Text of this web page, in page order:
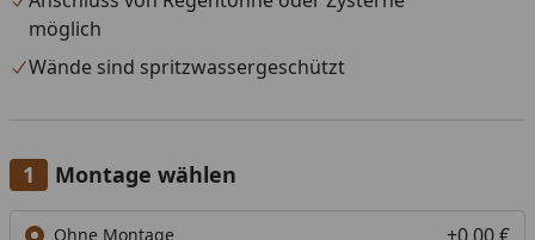
möglich
Wände sind spritzwassergeschützt
Montage wählen
Ohne Montage